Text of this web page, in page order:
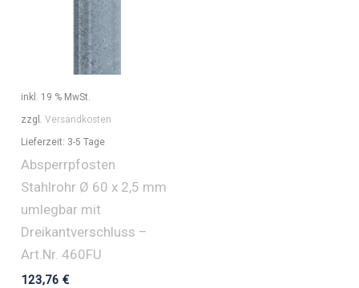
inkl. 19 % MwSt.
zzgl.Versandkosten
Lieferzeit: 3-5 Tage
Absperrpfosten
Stahlrohr Ø 60 x 2,5 mm
umlegbar mit
Dreikantverschluss –
Art.Nr. 460FU
123,76€